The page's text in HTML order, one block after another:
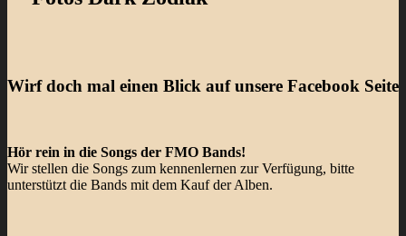
Wirf doch mal einen Blick auf unsere Facebook Seite
Hör rein in die Songs der FMO Bands!
Wir stellen die Songs zum kennenlernen zur Verfügung, bitte
unterstützt die Bands mit dem Kauf der Alben.